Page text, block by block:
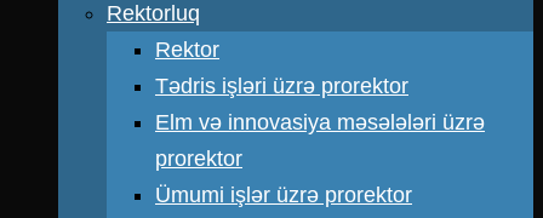
Rektorluq
Rektor
Tədris işləri üzrə prorektor
Elm və innovasiya məsələləri üzrə
prorektor
Ümumi işlər üzrə prorektor